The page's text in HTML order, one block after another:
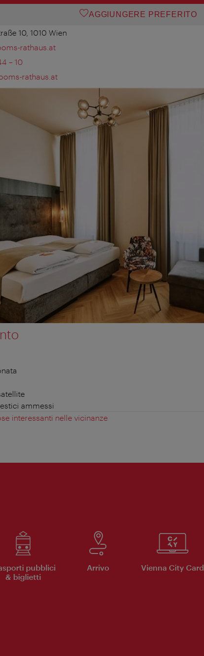
AGGIUNGERE PREFERITO
10, 1010 Wien
rathaus.at
– 10
rathaus.at
ammessi
interessanti nelle vicinanze
pubblici
& biglietti
Arrivo Vienna City Card